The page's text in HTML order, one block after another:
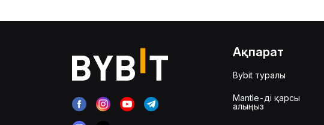
Ақпарат
Bybit туралы
Mantle-ді қарсы
алыңыз